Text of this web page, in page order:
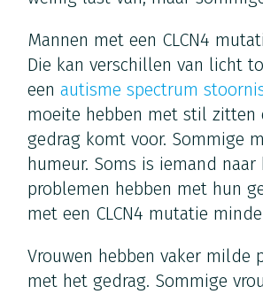
Mannen met een CLCN4
Die kan verschillen van licht
een autisme spectrum
moeite hebben met stil zitten
gedrag komt voor. Sommige
humeur. Soms is iemand
problemen hebben met hun
met een CLCN4 mutatie
Vrouwen hebben vaker
met het gedrag. Sommige